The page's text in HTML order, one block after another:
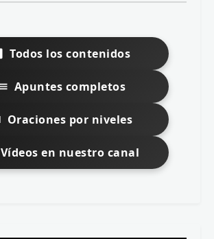
Todos los contenidos
Apuntes completos
Oraciones por niveles
Vídeos en nuestro canal